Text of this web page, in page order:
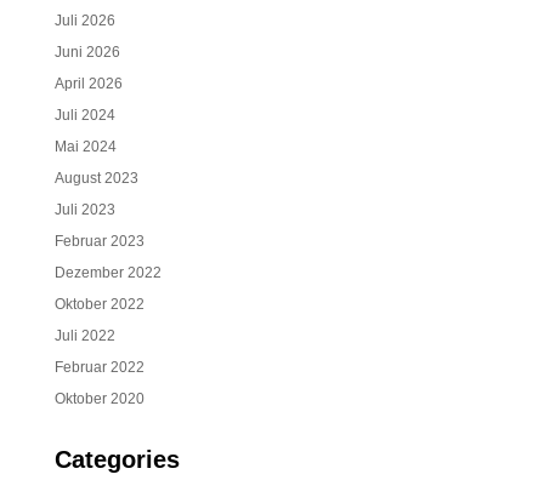
Juli 2026
Juni 2026
April 2026
Juli 2024
Mai 2024
August 2023
Juli 2023
Februar 2023
Dezember 2022
Oktober 2022
Juli 2022
Februar 2022
Oktober 2020
Categories